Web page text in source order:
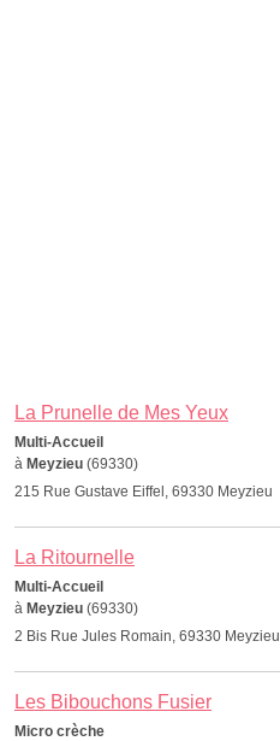
La Prunelle de Mes Yeux
Multi-Accueil
à Meyzieu (69330)
215 Rue Gustave Eiffel, 69330 Meyzieu
La Ritournelle
Multi-Accueil
à Meyzieu (69330)
2 Bis Rue Jules Romain, 69330 Meyzieu
Les Bibouchons Fusier
Micro crèche